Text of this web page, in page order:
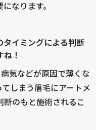
なります。
タイミングによる判断
！
気などが原因で薄くな
しまう眉毛にアートメ
のもと施術されるこ